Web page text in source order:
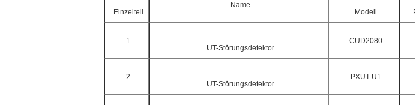
Einzelteil
Name
Modell
1
UT-Störungsdetektor
CUD2080
2
UT-Störungsdetektor
PXUT-U1